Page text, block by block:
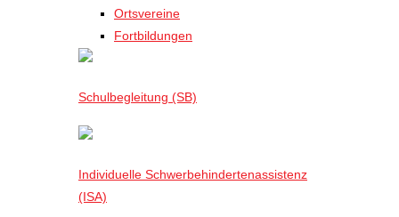
Ortsvereine
Fortbildungen
Schulbegleitung (SB)
Individuelle Schwerbehindertenassistenz
(ISA)